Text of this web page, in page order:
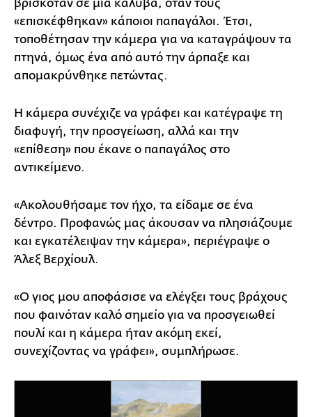
βρισκόταν σε μια καλύβα, όταν τους
«επισκέφθηκαν» κάποιοι παπαγάλοι. Έτσι,
τοποθέτησαν την κάμερα για να καταγράψουν τα
πτηνά, όμως ένα από αυτό την άρπαξε και
απομακρύνθηκε πετώντας.
Η κάμερα συνέχιζε να γράφει και κατέγραψε τη
διαφυγή, την προσγείωση, αλλά και την
«επίθεση» που έκανε ο παπαγάλος στο
αντικείμενο.
«Ακολουθήσαμε τον ήχο, τα είδαμε σε ένα
δέντρο. Προφανώς μας άκουσαν να πλησιάζουμε
και εγκατέλειψαν την κάμερα», περιέγραψε ο
Άλεξ Βερχίουλ.
«Ο γιος μου αποφάσισε να ελέγξει τους βράχους
που φαινόταν καλό σημείο για να προσγειωθεί
πουλί και η κάμερα ήταν ακόμη εκεί,
συνεχίζοντας να γράφει», συμπλήρωσε.